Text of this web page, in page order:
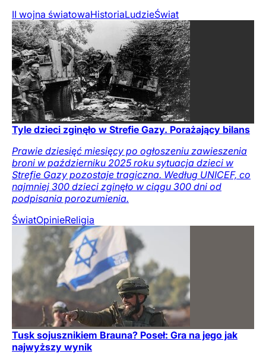
II wojna światowaHistoriaLudzieŚwiat
Tyle dzieci zginęło w Strefie Gazy. Porażający bilans
Prawie dziesięć miesięcy po ogłoszeniu zawieszenia
broni w październiku 2025 roku sytuacja dzieci w
Strefie Gazy pozostaje tragiczna. Według UNICEF, co
najmniej 300 dzieci zginęło w ciągu 300 dni od
podpisania porozumienia.
ŚwiatOpinieReligia
Tusk sojusznikiem Brauna? Poseł: Gra na jego jak
najwyższy wynik